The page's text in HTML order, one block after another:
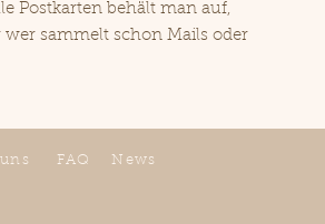
Postkarten behält man auf,
sammelt schon Mails oder
FAQ News